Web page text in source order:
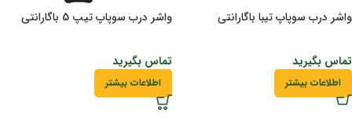
واشر درب سوپاپ تیبا باگارانتی
تماس بگیرید
اطلاعات بیشتر
واشر درب سوپاپ تیپ 5 باگارانتی
تماس بگیرید
اطلاعات بیشتر